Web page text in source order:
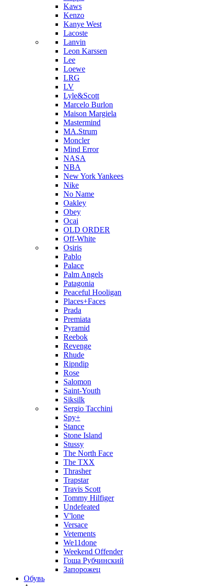
Kaws
Kenzo
Kanye West
Lacoste
Lanvin
Leon Karssen
Lee
Loewe
LRG
LV
Lyle&Scott
Marcelo Burlon
Maison Margiela
Mastermind
MA.Strum
Moncler
Mind Error
NASA
NBA
New York Yankees
Nike
No Name
Oakley
Obey
Ocai
OLD ORDER
Off-White
Osiris
Pablo
Palace
Palm Angels
Patagonia
Peaceful Hooligan
Places+Faces
Prada
Premiata
Pyramid
Reebok
Revenge
Rhude
Ripndip
Rose
Salomon
Saint-Youth
Siksilk
Sergio Tacchini
Spy+
Stance
Stone Island
Stussy
The North Face
The TXX
Thrasher
Trapstar
Travis Scott
Tommy Hilfiger
Undefeated
V'lone
Versace
Vetements
We11done
Weekend Offender
Гоша Рубчинский
Запорожец
Обувь